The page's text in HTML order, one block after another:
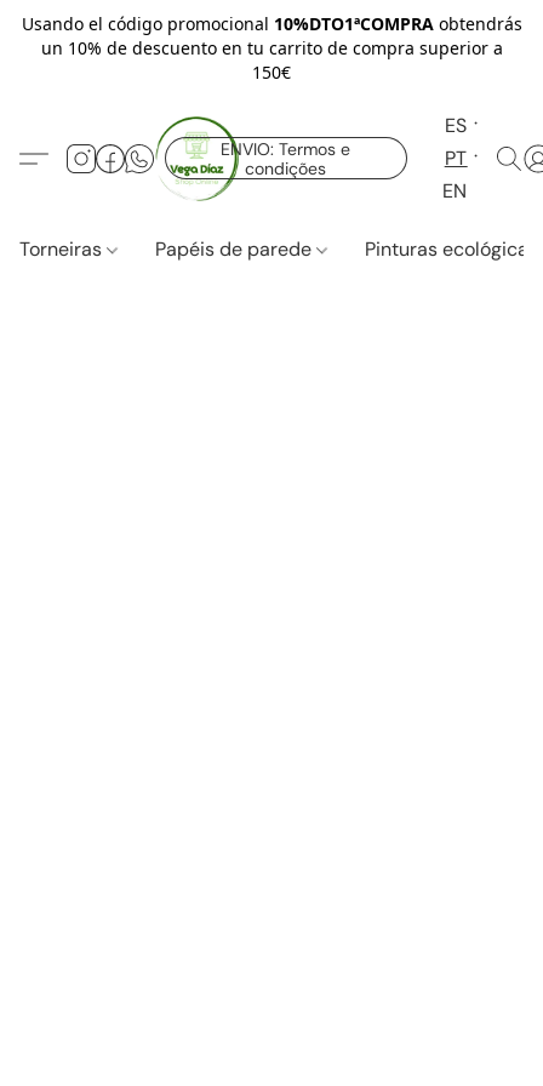
Usando el código promocional 10%DTO1ªCOMPRAobtendrás
un 10% de descuento en tu carrito de compra superior a
150€
ENVIO: Termos e
condições
ES
PT
EN
Torneiras Papéis de parede Pinturas ecológicas